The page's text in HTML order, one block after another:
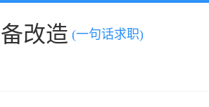
改造 (一句话求职)